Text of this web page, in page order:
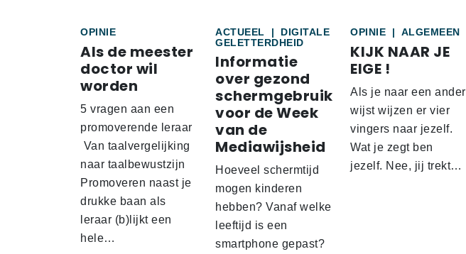
OPINIE
Als de meester
doctor wil
worden
5 vragen aan een
promoverende leraar
Van taalvergelijking
naar taalbewustzijn
Promoveren naast je
drukke baan als
leraar (b)lijkt een
hele…
ACTUEEL |
DIGITALE
GELETTERDHEID
Informatie
over gezond
schermgebruik
voor de Week
van de
Mediawijsheid
Hoeveel schermtijd
mogen kinderen
hebben? Vanaf welke
leeftijd is een
smartphone gepast?
OPINIE | ALGEMEEN
KIJK NAAR JE
EIGE !
Als je naar een ander
wijst wijzen er vier
vingers naar jezelf.
Wat je zegt ben
jezelf. Nee, jij trekt…